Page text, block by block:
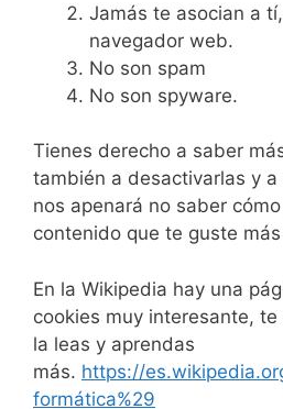
Jamás te asocian a
navegador web.
No son spam
No son spyware.
Tienes derecho a saber
también a desactivarlas y a
nos apenará no saber
contenido que te guste
En la Wikipedia hay una
cookies muy interesante,
la leas y aprendas
más. https://
formática%29